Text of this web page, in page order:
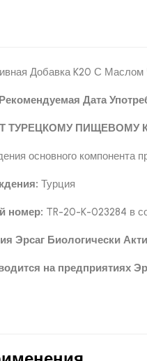
Добавка K20 С
Дата
ТУРЕЦКОМУ ПИЩЕВОМУ
основного компонента
Турция
номер: TR-20-K-023284 в
Эрсаг Биологически
на предприятиях